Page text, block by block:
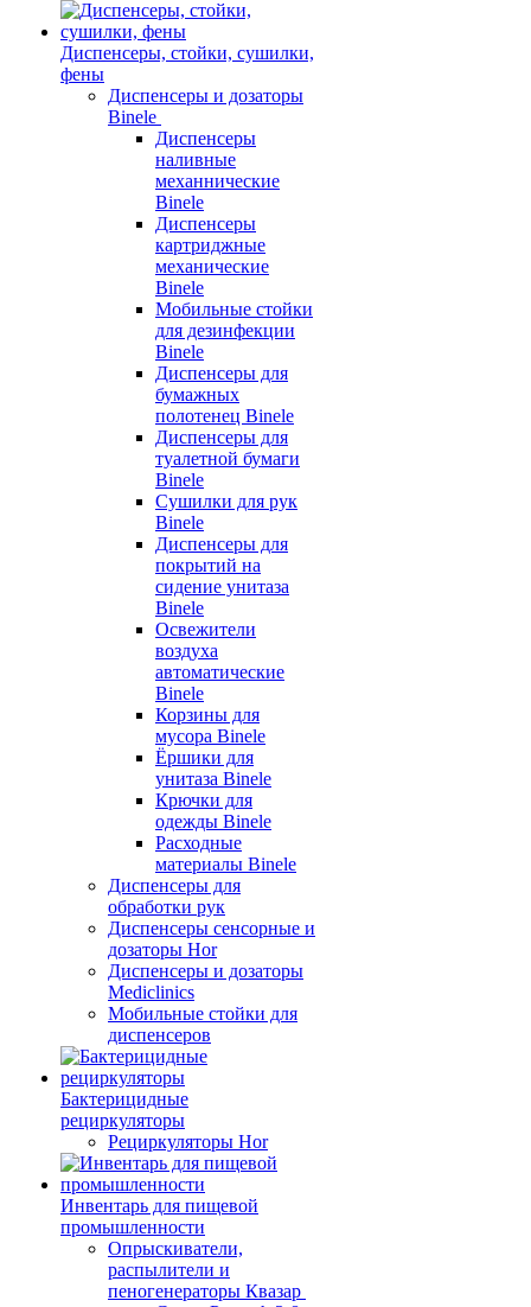
Диспенсеры, стойки, сушилки,
фены
Диспенсеры и дозаторы
Binele
Диспенсеры
наливные
механнические
Binele
Диспенсеры
картриджные
механические
Binele
Мобильные стойки
для дезинфекции
Binele
Диспенсеры для
бумажных
полотенец Binele
Диспенсеры для
туалетной бумаги
Binele
Сушилки для рук
Binele
Диспенсеры для
покрытий на
сидение унитаза
Binele
Освежители
воздуха
автоматические
Binele
Корзины для
мусора Binele
Ёршики для
унитаза Binele
Крючки для
одежды Binele
Расходные
материалы Binele
Диспенсеры для
обработки рук
Диспенсеры сенсорные и
дозаторы Hor
Диспенсеры и дозаторы
Mediclinics
Мобильные стойки для
диспенсеров
Бактерицидные
рециркуляторы
Рециркуляторы Hor
Инвентарь для пищевой
промышленности
Опрыскиватели,
распылители и
пеногенераторы Квазар